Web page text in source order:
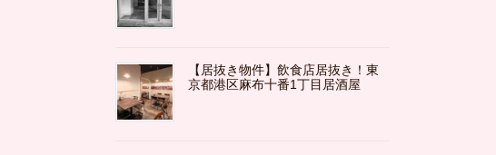
【居抜き物件】飲食店居抜き！東
京都港区麻布十番1丁目居酒屋